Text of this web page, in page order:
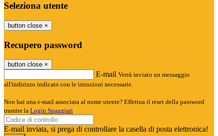
Seleziona utente
button close ×
Recupero password
button close ×
E-mail Verrà inviato un messaggio
all'indirizzo indicato con le istruzioni necessarie.
Non hai una e-mail associata al nome utente? Effettua il reset della password
tramite la Login Spaggiari
E-mail inviata, si prega di controllare la casella di posta elettronica!